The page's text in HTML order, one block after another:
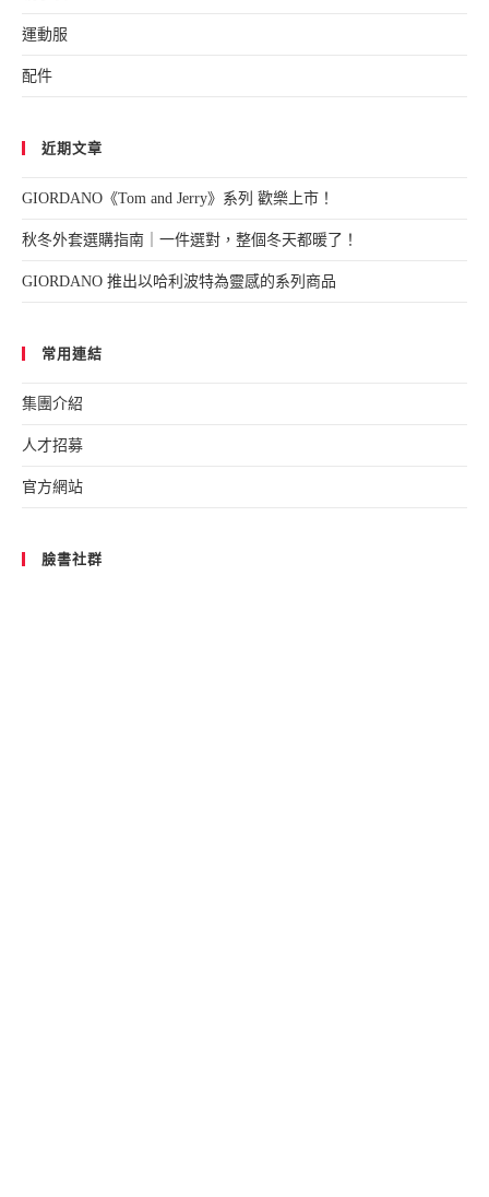
運動服
配件
近期文章
GIORDANO《Tom and Jerry》系列 歡樂上市！
秋冬外套選購指南｜一件選對，整個冬天都暖了！
GIORDANO 推出以哈利波特為靈感的系列商品
常用連結
集團介紹
人才招募
官方網站
臉書社群